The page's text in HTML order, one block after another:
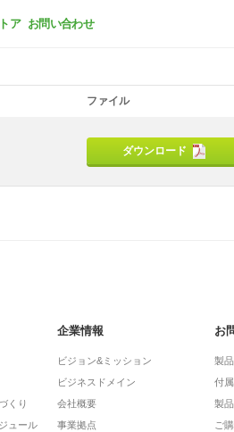
ア お問い合わせ
ファイル
ダウンロード
くり
ュール
企業情報
ビジョン&ミッション
ビジネスドメイン
会社概要
事業拠点
お
製
付
製
ご